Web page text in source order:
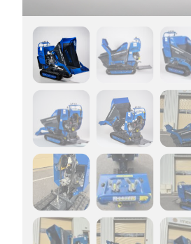
Taille lame godet avant : 350 x
Dimensions du bac de
Capacité de la benne : 0.2 m³ /